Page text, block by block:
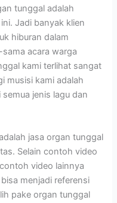
tunggal adalah
Jadi banyak klien
hiburan dalam
acara warga
kami terlihat sangat
musisi kami adalah
jenis lagu dan
jasa organ tunggal
Selain contoh video
video lainnya
menjadi referensi
pake organ tunggal